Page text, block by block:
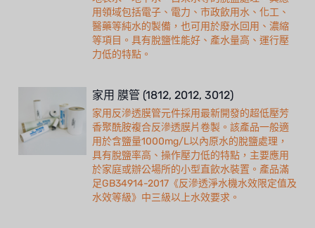
用領域包括電子、電力、市政飲用水、化工、
醫藥等純水的製備，也可用於廢水回用、濃縮
等項目。具有脫鹽性能好、產水量高、運行壓
力低的特點。
家用 膜管 (1812, 2012, 3012)
家用反滲透膜管元件採用最新開發的超低壓芳
香聚酰胺複合反滲透膜片卷製。該產品一般適
用於含鹽量1000mg/L以內原水的脫鹽處理，
具有脫鹽率高、操作壓力低的特點，主要應用
於家庭或辦公場所的小型直飲水裝置。產品滿
足GB34914-2017《反滲透淨水機水效限定值及
水效等級》中三級以上水效要求。